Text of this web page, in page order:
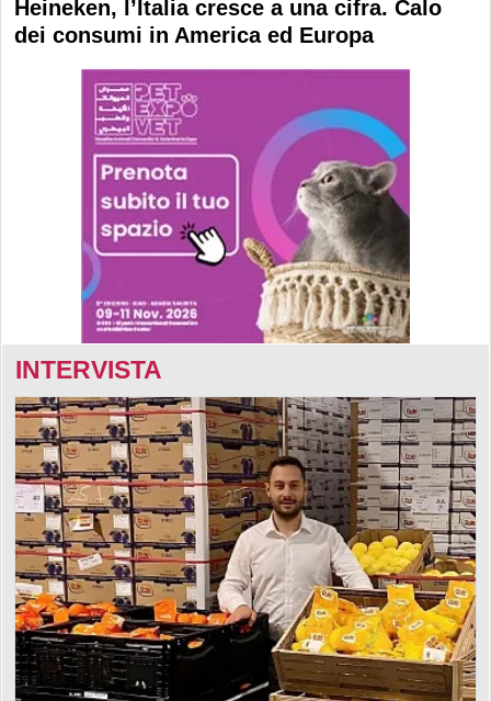
Heineken, l’Italia cresce a una cifra. Calo
dei consumi in America ed Europa
INTERVISTA